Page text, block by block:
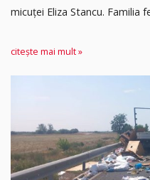
micuței Eliza Stancu. Familia
citește mai mult »